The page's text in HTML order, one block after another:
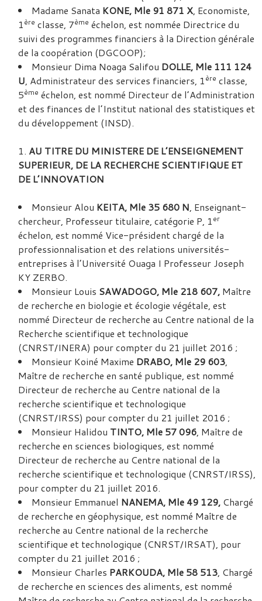
Madame Sanata KONE, Mle 91 871 X, Economiste,
1ère classe, 7ème échelon, est nommée Directrice du
suivi des programmes financiers à la Direction générale
de la coopération (DGCOOP);
Monsieur Dima Noaga Salifou DOLLE, Mle 111 124
U, Administrateur des services financiers, 1ère classe,
5ème échelon, est nommé Directeur de l’Administration
et des finances de l’Institut national des statistiques et
du développement (INSD).
AU TITRE DU MINISTERE DE L’ENSEIGNEMENT
SUPERIEUR, DE LA RECHERCHE SCIENTIFIQUE ET
DE L’INNOVATION
Monsieur Alou KEITA, Mle 35 680 N, Enseignant-
chercheur, Professeur titulaire, catégorie P, 1er
échelon, est nommé Vice-président chargé de la
professionnalisation et des relations universités-
entreprises à l’Université Ouaga I Professeur Joseph
KY ZERBO.
Monsieur Louis SAWADOGO, Mle 218 607, Maître
de recherche en biologie et écologie végétale, est
nommé Directeur de recherche au Centre national de la
Recherche scientifique et technologique
(CNRST/INERA) pour compter du 21 juillet 2016 ;
Monsieur Koiné Maxime DRABO, Mle 29 603,
Maître de recherche en santé publique, est nommé
Directeur de recherche au Centre national de la
recherche scientifique et technologique
(CNRST/IRSS) pour compter du 21 juillet 2016 ;
Monsieur Halidou TINTO, Mle 57 096, Maître de
recherche en sciences biologiques, est nommé
Directeur de recherche au Centre national de la
recherche scientifique et technologique (CNRST/IRSS),
pour compter du 21 juillet 2016.
Monsieur Emmanuel NANEMA, Mle 49 129, Chargé
de recherche en géophysique, est nommé Maître de
recherche au Centre national de la recherche
scientifique et technologique (CNRST/IRSAT), pour
compter du 21 juillet 2016 ;
Monsieur Charles PARKOUDA, Mle 58 513, Chargé
de recherche en sciences des aliments, est nommé